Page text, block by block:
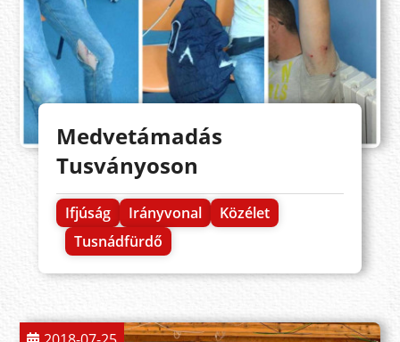
Medvetámadás
Tusványoson
Ifjúság Irányvonal
Közélet
Tusnádfürdő